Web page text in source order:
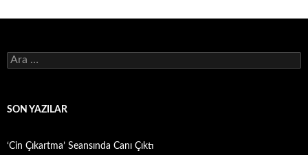
Arama:
SON YAZILAR
‘Cin Çıkartma’ Seansında Canı Çıktı